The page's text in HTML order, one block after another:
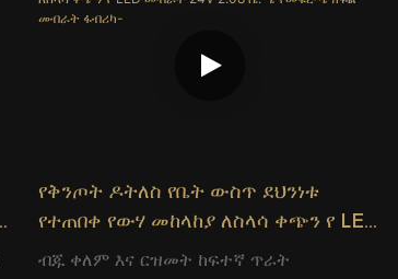
የቅንጦት ዶትለስ የቤት ውስጥ ደህንነቱ
የተጠበቀ የውሃ መከላከያ ለስላሳ ቀጭን የ LED
መብራት 24V 2.08 ሴ.ሜ የመቁረጫ ክፍል
ብጁ ቀለም እና ርዝመት ከፍተኛ ጥራት